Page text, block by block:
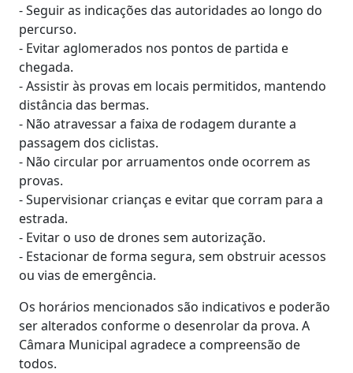
- Seguir as indicações das autoridades ao longo do
percurso.
- Evitar aglomerados nos pontos de partida e
chegada.
- Assistir às provas em locais permitidos, mantendo
distância das bermas.
- Não atravessar a faixa de rodagem durante a
passagem dos ciclistas.
- Não circular por arruamentos onde ocorrem as
provas.
- Supervisionar crianças e evitar que corram para a
estrada.
- Evitar o uso de drones sem autorização.
- Estacionar de forma segura, sem obstruir acessos
ou vias de emergência.
Os horários mencionados são indicativos e poderão
ser alterados conforme o desenrolar da prova. A
Câmara Municipal agradece a compreensão de
todos.